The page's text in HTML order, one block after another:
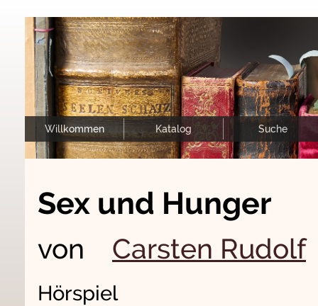
Willkommen Katalog Suche
Sex und Hunger
von Carsten Rudolf
Hörspiel